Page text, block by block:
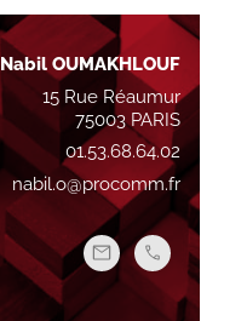
Nabil OUMAKHLOUF
15 Rue Réaumur
75003 PARIS
01.53.68.64.02
nabil.o@procomm.fr